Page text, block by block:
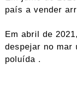
país a vender
Em abril de
despejar no mar
poluída .